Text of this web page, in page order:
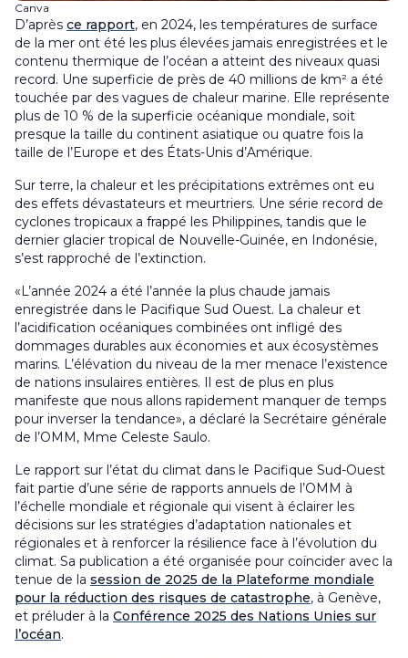
Canva
D’après ce rapport, en 2024, les températures de surface
de la mer ont été les plus élevées jamais enregistrées et le
contenu thermique de l’océan a atteint des niveaux quasi
record. Une superficie de près de 40 millions de km² a été
touchée par des vagues de chaleur marine. Elle représente
plus de 10 % de la superficie océanique mondiale, soit
presque la taille du continent asiatique ou quatre fois la
taille de l’Europe et des États-Unis d’Amérique.
Sur terre, la chaleur et les précipitations extrêmes ont eu
des effets dévastateurs et meurtriers. Une série record de
cyclones tropicaux a frappé les Philippines, tandis que le
dernier glacier tropical de Nouvelle-Guinée, en Indonésie,
s’est rapproché de l’extinction.
«L’année 2024 a été l’année la plus chaude jamais
enregistrée dans le Pacifique Sud Ouest. La chaleur et
l’acidification océaniques combinées ont infligé des
dommages durables aux économies et aux écosystèmes
marins. L’élévation du niveau de la mer menace l’existence
de nations insulaires entières. Il est de plus en plus
manifeste que nous allons rapidement manquer de temps
pour inverser la tendance», a déclaré la Secrétaire générale
de l’OMM, Mme Celeste Saulo.
Le rapport sur l’état du climat dans le Pacifique Sud-Ouest
fait partie d’une série de rapports annuels de l’OMM à
l’échelle mondiale et régionale qui visent à éclairer les
décisions sur les stratégies d’adaptation nationales et
régionales et à renforcer la résilience face à l’évolution du
climat. Sa publication a été organisée pour coïncider avec la
tenue de la session de 2025 de la Plateforme mondiale
pour la réduction des risques de catastrophe, à Genève,
et préluder à la Conférence 2025 des Nations Unies sur
l’océan.